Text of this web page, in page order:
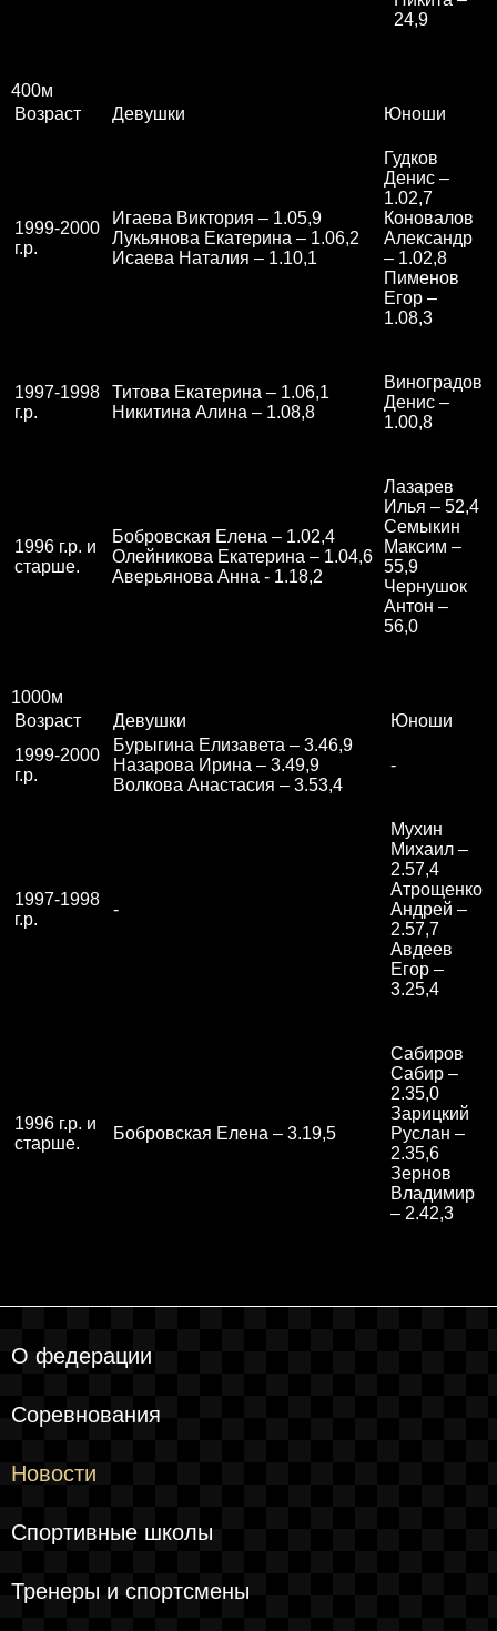
24,9
400м
Возраст
Девушки Юноши
1999-2000
г.р.
Игаева Виктория – 1.05,9
Лукьянова Екатерина – 1.06,2
Исаева Наталия – 1.10,1
Гудков
Денис –
1.02,7
Коновалов
Александр
– 1.02,8
Пименов
Егор –
1.08,3
1997-1998
г.р.
Титова Екатерина – 1.06,1
Никитина Алина – 1.08,8
Виноградов
Денис –
1.00,8
1996 г.р. и
старше.
Бобровская Елена – 1.02,4
Олейникова Екатерина – 1.04,6
Аверьянова Анна - 1.18,2
Лазарев
Илья – 52,4
Семыкин
Максим –
55,9
Чернушок
Антон –
56,0
1000м
Возраст
Девушки
Юноши
1999-2000
г.р.
Бурыгина Елизавета – 3.46,9
Назарова Ирина – 3.49,9
Волкова Анастасия – 3.53,4
-
1997-1998
г.р.
-
Мухин
Михаил –
2.57,4
Атрощенко
Андрей –
2.57,7
Авдеев
Егор –
3.25,4
1996 г.р. и
старше.
Бобровская Елена – 3.19,5
Сабиров
Сабир –
2.35,0
Зарицкий
Руслан –
2.35,6
Зернов
Владимир
– 2.42,3
О федерации
Соревнования
Новости
Спортивные школы
Тренеры и спортсмены